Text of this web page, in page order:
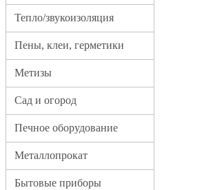
Тепло/звукоизоляция
Пены, клеи, герметики
Метизы
Сад и огород
Печное оборудование
Металлопрокат
Бытовые приборы